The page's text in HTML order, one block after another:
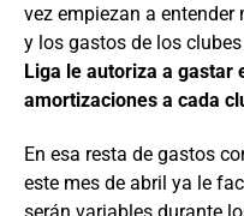
vez empiezan a entender
y los gastos de los
Liga le autoriza a gastar
amortizaciones a cada
En esa resta de gastos
este mes de abril ya le
serán variables durante